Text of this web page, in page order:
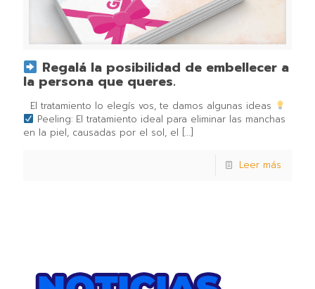
Regalá la posibilidad de embellecer a
la persona que queres.
El tratamiento lo elegís vos, te damos algunas ideas
Peeling: El tratamiento ideal para eliminar las manchas
en la piel, causadas por el sol, el […]
Leer más